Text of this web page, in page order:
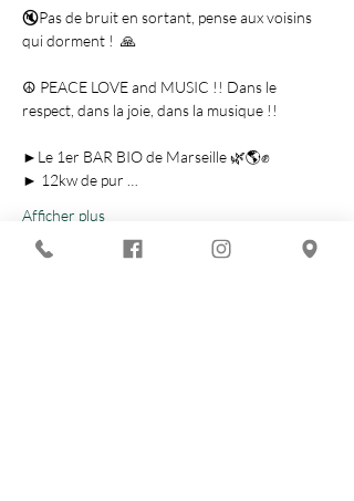
🔇Pas de bruit en sortant, pense aux voisins
qui dorment !  🙏
☮️ PEACE LOVE and MUSIC !! Dans le
respect, dans la joie, dans la musique !!
►Le 1er BAR BIO de Marseille 🌿🌎✊
► 12kw de pur …
Afficher plus